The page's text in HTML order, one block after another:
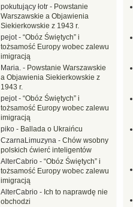
pokutujący łotr - Powstanie
Warszawskie a Objawienia
Siekierkowskie z 1943 r.
pejot- “Obóz Świętych” i
tożsamość Europy wobec zalewu
imigracją
Maria. - Powstanie Warszawskie
a Objawienia Siekierkowskie z
1943 r.
pejot- “Obóz Świętych” i
tożsamość Europy wobec zalewu
imigracją
piko - Ballada o Ukraińcu
CzarnaLimuzyna - Chów wsobny
polskich ćwierć inteligentów
AlterCabrio - “Obóz Świętych” i
tożsamość Europy wobec zalewu
imigracją
AlterCabrio - Ich to naprawdę nie
obchodzi